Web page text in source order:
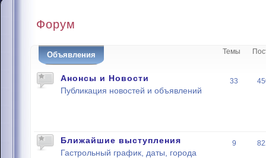
Форум
Объявления Темы
Анонсы и Новости
Публикация новостей и объявлений
33
Ближайшие выступления
Гастрольный график, даты, города
9